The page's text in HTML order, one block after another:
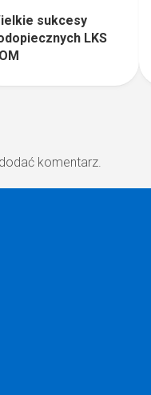
sukcesy
LKS
komentarz.